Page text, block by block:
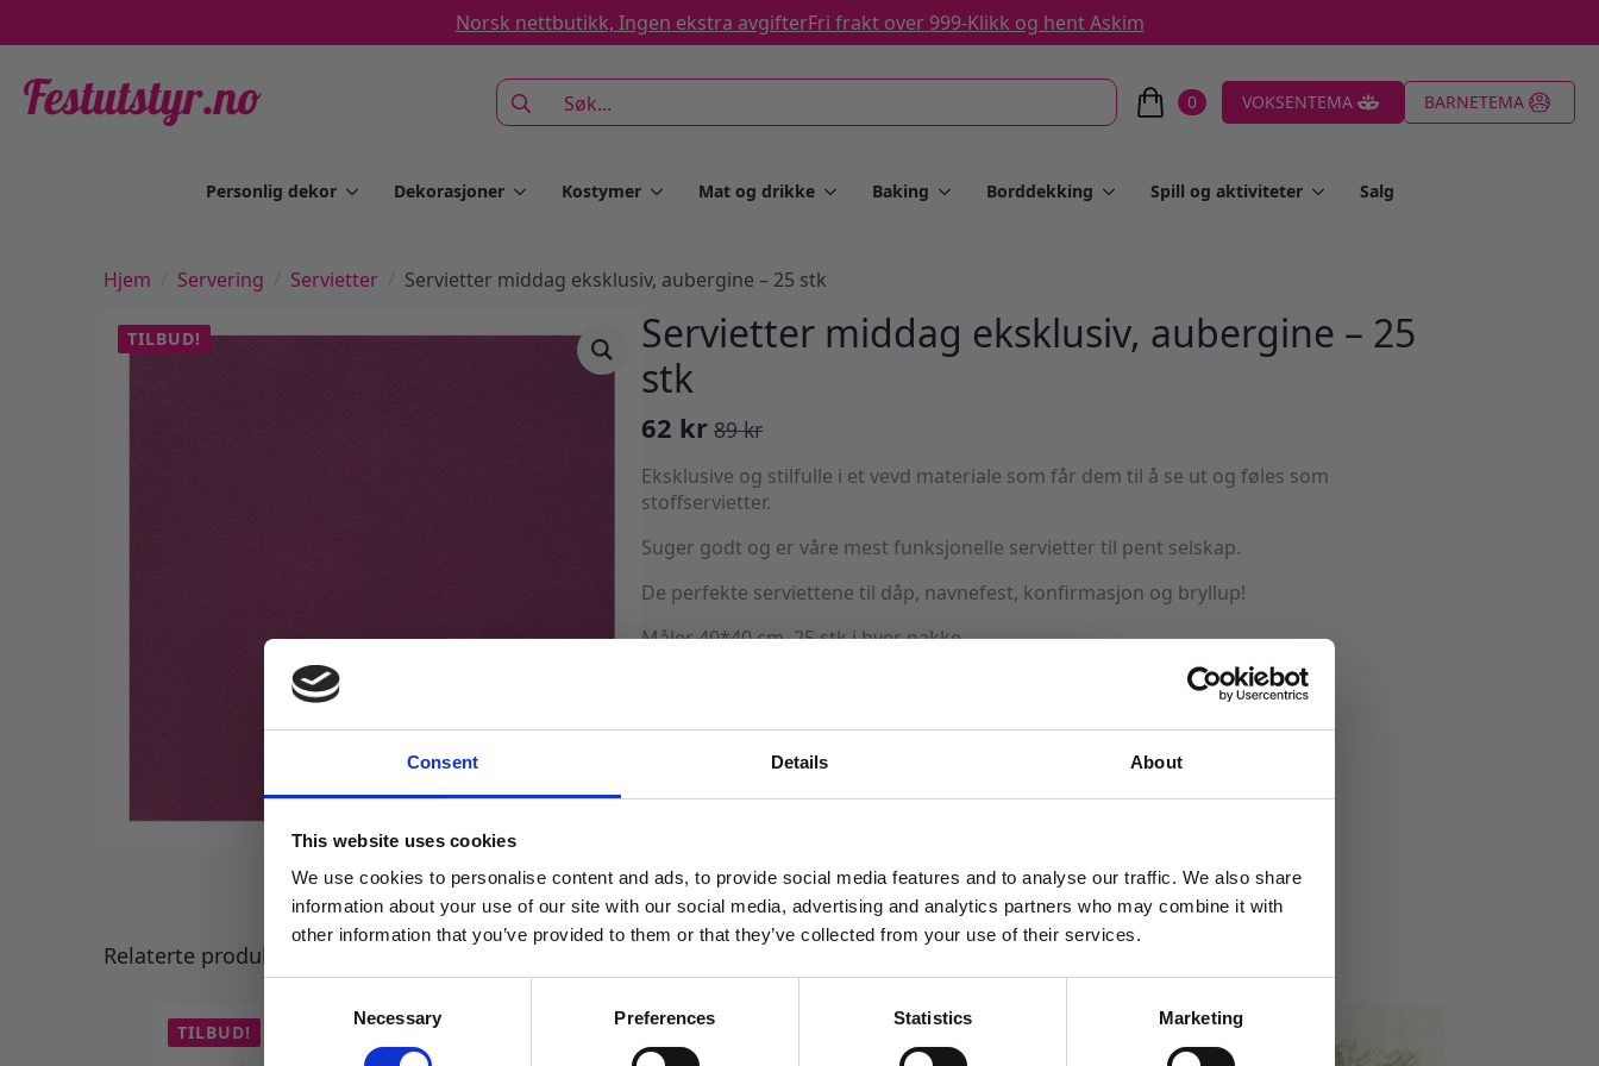
Consent Details About
This website uses cookies
We use cookies to personalise content and ads, to provide social media features and to analyse our traffic. We also share
information about your use of our site with our social media, advertising and analytics partners who may combine it with
other information that you’ve provided to them or that they’ve collected from your use of their services.
Necessary Preferences Statistics Marketing
Norsk nettbutikk, Ingen ekstra avgifterFri frakt over 999-Klikk og hent Askim
Search
for:
0 VOKSENTEMA BARNETEMA
Personlig dekor Dekorasjoner Kostymer Mat og drikke Baking Borddekking Spill og aktiviteter Salg
Hjem Servering Servietter Servietter middag eksklusiv, aubergine – 25 stk
TILBUD!
Servietter middag eksklusiv, aubergine – 25
stk
89kr
Opprinnelig
pris
var:
89 kr.
62 kr
Nåværende
pris
er:
62 kr.
Eksklusive og stilfulle i et vevd materiale som får dem til å se ut og føles som
stoffservietter.
Suger godt og er våre mest funksjonelle servietter til pent selskap.
De perfekte serviettene til dåp, navnefest, konfirmasjon og bryllup!
Måler 40*40 cm. 25 stk i hver pakke.
Relaterte produkter
TILBUD! TILBUD! TILBUD!
få eksklusive tilbud og masse
inspirasjon rett i innboksen